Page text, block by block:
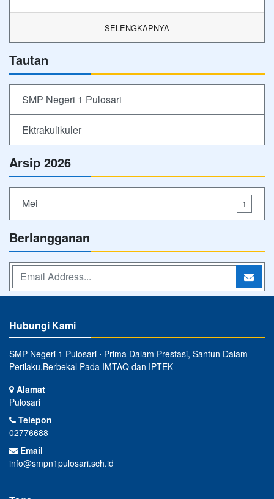
SELENGKAPNYA
Tautan
SMP Negeri 1 Pulosari
Ektrakulikuler
Arsip 2026
Mei 1
Berlangganan
Hubungi Kami
SMP Negeri 1 Pulosari ⋅ Prima Dalam Prestasi, Santun Dalam
Perilaku,Berbekal Pada IMTAQ dan IPTEK
Alamat
Pulosari
Telepon
02776688
Email
info@smpn1pulosari.sch.id